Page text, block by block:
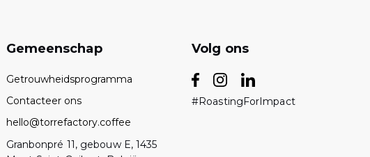
Gemeenschap
Getrouwheidsprogramma
Contacteer ons
hello@torrefactory.coffee
Granbonpré 11, gebouw E, 1435
Volg ons
#RoastingForImpact